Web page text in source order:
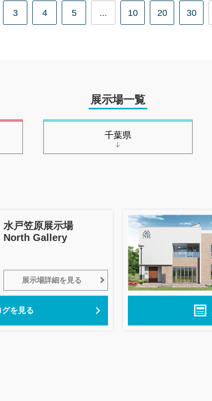
3 4 5 ... 10 20 30
展示場一覧
千葉県
水戸笠原展示場
North Gallery
展示場詳細を見る
グを見る